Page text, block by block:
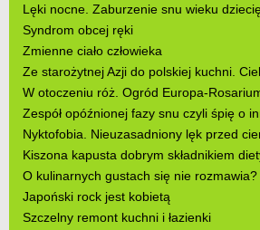
Lęki nocne. Zaburzenie snu wieku
Syndrom obcej ręki
Zmienne ciało człowieka
Ze starożytnej Azji do polskiej kuchni.
W otoczeniu róż. Ogród Europa-
Zespół opóźnionej fazy snu czyli śpię o
Nyktofobia. Nieuzasadniony lęk przed
Kiszona kapusta dobrym składnikiem
O kulinarnych gustach się nie rozmawia?
Japoński rock jest kobietą
Szczelny remont kuchni i łazienki